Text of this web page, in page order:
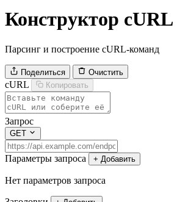
Конструктор cURL
Парсинг и построение cURL-команд
Поделиться Очистить
cURL Копировать
Запрос
GET
Параметры запроса + Добавить
Нет параметров запроса